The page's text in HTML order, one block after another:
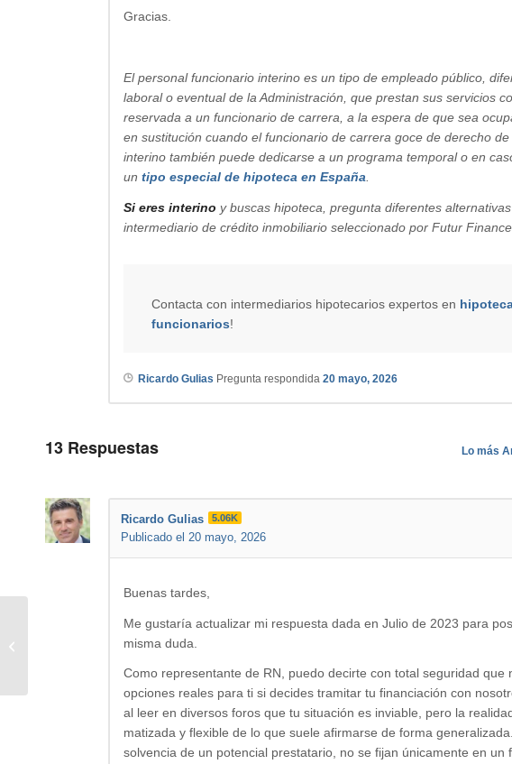
Gracias.
El personal funcionario interino es un tipo de empleado público,
laboral o eventual de la Administración, que prestan sus servicios
reservada a un funcionario de carrera, a la espera de que sea
en sustitución cuando el funcionario de carrera goce de derecho
interino también puede dedicarse a un programa temporal o en
un tipo especial de hipoteca en España
Si eres interino y buscas hipoteca, pregunta diferentes
intermediario de crédito inmobiliario seleccionado por Futur
Contacta con intermediarios hipotecarios expertos en
funcionarios!
Ricardo Gulias Pregunta respondida 20 mayo, 2026
13 Respuestas Lo más
Ricardo Gulias 5.06K
Publicado el 20 mayo, 2026
Buenas tardes,
Me gustaría actualizar mi respuesta dada en Julio de 2023 para
misma duda.
Como representante de RN, puedo decirte con total seguridad que
opciones reales para ti si decides tramitar tu financiación con
al leer en diversos foros que tu situación es inviable, pero la
matizada y flexible de lo que suele afirmarse de forma
solvencia de un potencial prestatario, no se fijan únicamente en
Rentabilidad simple anualizada